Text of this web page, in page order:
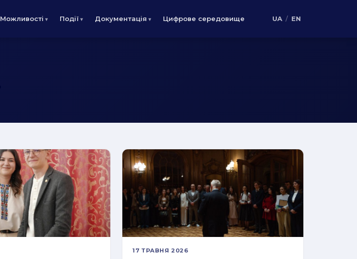
Можливості Події Документація Цифрове середовище UA / EN
17 ТРАВНЯ 2026